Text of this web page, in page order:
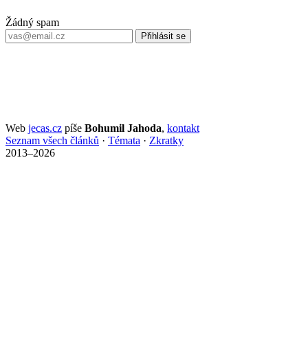
Žádný spam
Přihlásit se
Web jecas.cz píše Bohumil Jahoda, kontakt
Seznam všech článků · Témata · Zkratky
2013–2026